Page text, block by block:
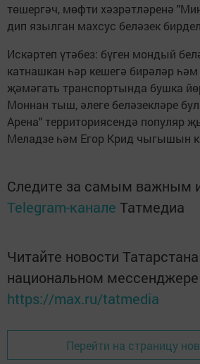
төшергәч, мөфти хәзрәтләренә
дип язылган махсус беләзек
Искәртеп үтәбез: бүген мондый
катнашкан һәр кешегә бирәләр
җәмәгать транспортында бушка
Моннан тыш, әлеге беләзекләре
Арена" территориясендә популяр
Меладзе һәм Егор Крид чыгышын
Следите за самым важным
Telegram-канале Татмедиа
Читайте новости
национальном
https://max.ru/tatmedia
Перейти на страницу